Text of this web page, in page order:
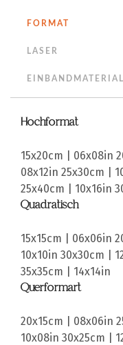
FORMAT
LASER
Hochformat
15x20cm | 06x08in
08x12in 25x30cm |
25x40cm | 10x16in
Quadratisch
15x15cm | 06x06in
10x10in 30x30cm |
35x35cm | 14x14in
Querformart
20x15cm | 08x06in
10x08in 30x25cm |